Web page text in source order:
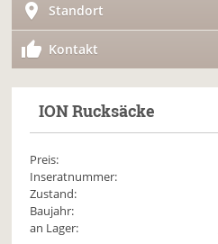
Standort
Kontakt
IONRucksäcke
Preis:
Inseratnummer:
Zustand:
Baujahr:
an Lager: